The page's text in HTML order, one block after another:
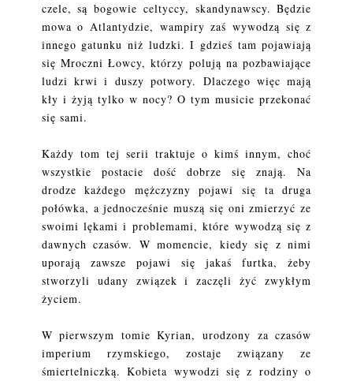
czele, są bogowie celtyccy, skandynawscy. Będzie
mowa o Atlantydzie, wampiry zaś wywodzą się z
innego gatunku niż ludzki. I gdzieś tam pojawiają
się Mroczni Łowcy, którzy polują na pozbawiające
ludzi krwi i duszy potwory. Dlaczego więc mają
kły i żyją tylko w nocy? O tym musicie przekonać
się sami.
Każdy tom tej serii traktuje o kimś innym, choć
wszystkie postacie dość dobrze się znają. Na
drodze każdego mężczyzny pojawi się ta druga
połówka, a jednocześnie muszą się oni zmierzyć ze
swoimi lękami i problemami, które wywodzą się z
dawnych czasów. W momencie, kiedy się z nimi
uporają zawsze pojawi się jakaś furtka, żeby
stworzyli udany związek i zaczęli żyć zwykłym
życiem.
W pierwszym tomie Kyrian, urodzony za czasów
imperium rzymskiego, zostaje związany ze
śmiertelniczką. Kobieta wywodzi się z rodziny o